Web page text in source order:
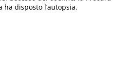
disposto l’autopsia.